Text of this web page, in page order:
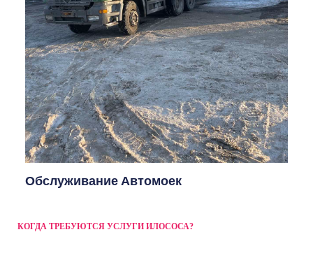
Обслуживание Автомоек
КОГДА ТРЕБУЮТСЯ УСЛУГИ ИЛОСОСА?